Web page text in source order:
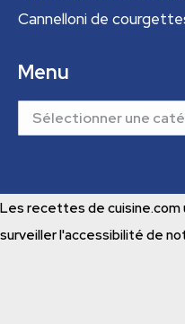
Cannelloni de
Menu
Menu
Les recettes de cuisine.com
surveiller l'accessibilité de